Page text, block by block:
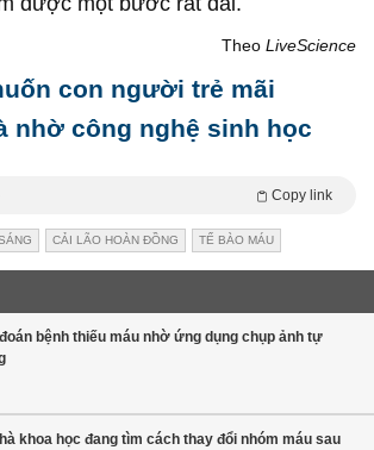
Theo LiveScience
con người trẻ mãi
nhờ công nghệ sinh học
Copy link
CẢI LÃO HOÀN ĐỒNG TẾ BÀO MÁU
bệnh thiếu máu nhờ ứng dụng chụp ảnh tự
khoa học đang tìm cách thay đổi nhóm máu sau